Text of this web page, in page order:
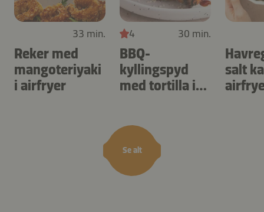
Se alt
33 min.
Reker med
mangoteriyaki
i airfryer
4 30 min.
BBQ-
kyllingspyd
med tortilla i
salt